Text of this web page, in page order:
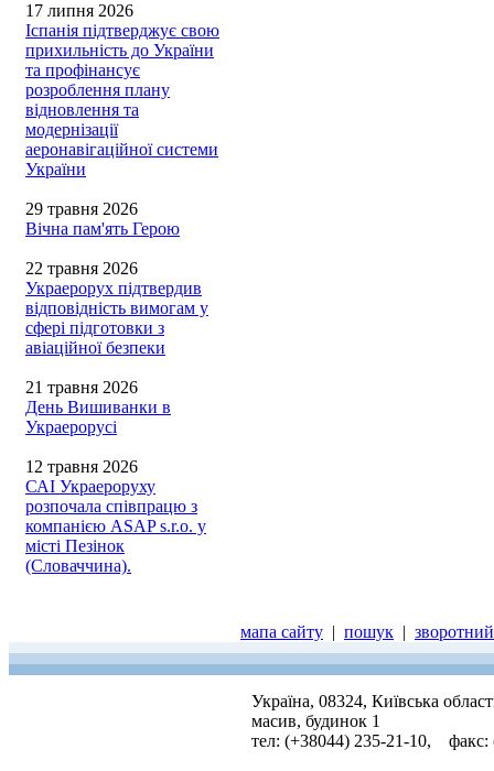
17 липня 2026
Іспанія підтверджує свою
прихильність до України
та профінансує
розроблення плану
відновлення та
модернізації
аеронавігаційної системи
України
29 травня 2026
Вічна пам'ять Герою
22 травня 2026
Украерорух підтвердив
відповідність вимогам у
сфері підготовки з
авіаційної безпеки
21 травня 2026
День Вишиванки в
Украерорусі
12 травня 2026
САІ Украероруху
розпочала співпрацю з
компанією ASAP s.r.o. у
місті Пезінок
(Словаччина).
мапа сайту | пошук |
Україна, 08324, Київська
масив, будинок 1
тел: (+38044) 235-21-10, факс: